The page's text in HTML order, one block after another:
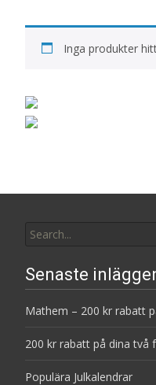
Inga produkter
for:
Senaste
Mathem – 200 kr rabatt
200 kr rabatt på dina två
Populära Julkalendrar